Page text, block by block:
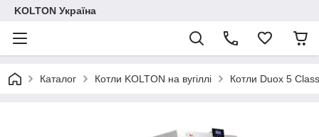
KOLTON Україна
Каталог Котли KOLTON на вугіллі Котли Duox 5 Class